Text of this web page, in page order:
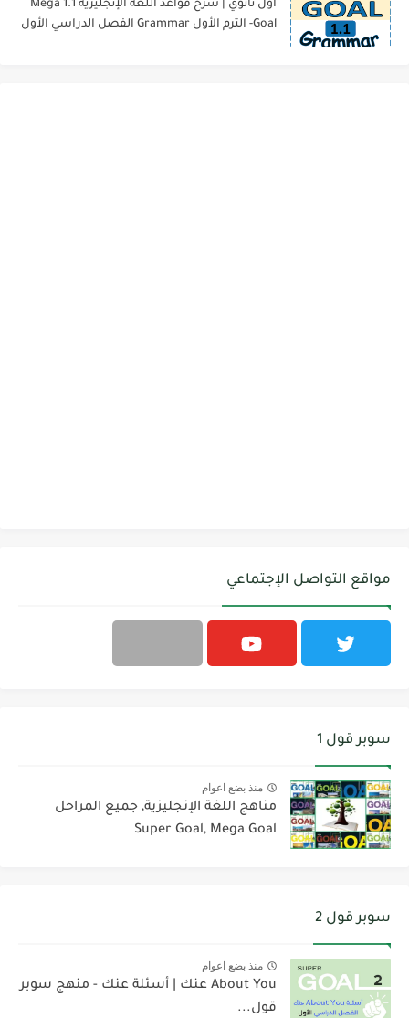
أول ثانوي | شرح قواعد اللغة الإنجليزية 1.1 Mega
Goal- الترم الأول Grammar الفصل الدراسي الأول
مواقع التواصل الإجتماعي
سوبر قول 1
منذ بضع اعوام
مناهج اللغة الإنجليزية, جميع المراحل
Super Goal, Mega Goal
سوبر قول 2
منذ بضع اعوام
About You عنك | أسئلة عنك - منهج سوبر
قول...